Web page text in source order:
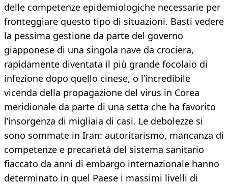
delle competenze epidemiologiche necessarie per
fronteggiare questo tipo di situazioni. Basti vedere
la pessima gestione da parte del governo
giapponese di una singola nave da crociera,
rapidamente diventata il più grande focolaio di
infezione dopo quello cinese, o l’incredibile
vicenda della propagazione del virus in Corea
meridionale da parte di una setta che ha favorito
l’insorgenza di migliaia di casi. Le debolezze si
sono sommate in Iran: autoritarismo, mancanza di
competenze e precarietà del sistema sanitario
fiaccato da anni di embargo internazionale hanno
determinato in quel Paese i massimi livelli di